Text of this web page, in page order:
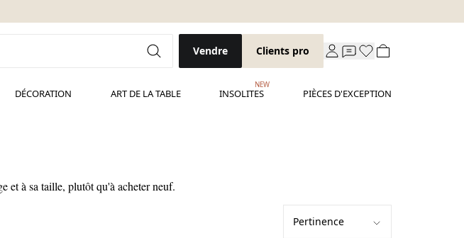
Vendre Clients pro
DÉCORATION ART DE LA TABLE INSOLITES
NEW
PIÈCES D'EXCEPTION
et à sa taille, plutôt qu'à acheter neuf.